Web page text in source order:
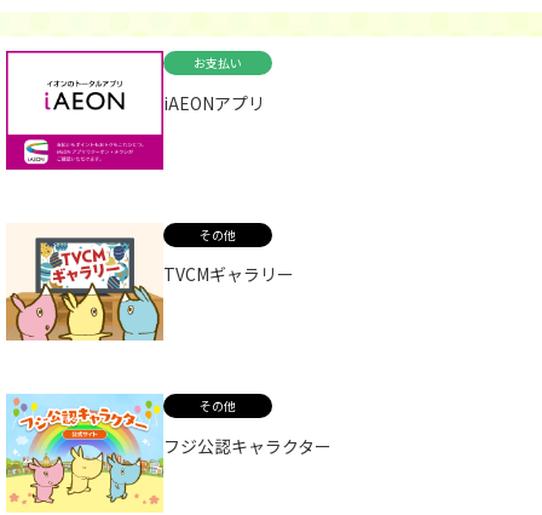
お支払い
iAEONアプリ
その他
TVCMギャラリー
その他
フジ公認キャラクター